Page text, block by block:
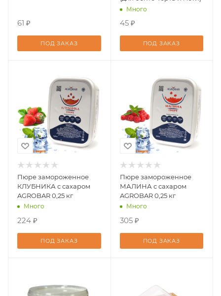
61 ₽
ПОД ЗАКАЗ
Много
45 ₽
ПОД ЗАКАЗ
Пюре замороженное
КЛУБНИКА с сахаром
AGROBAR 0,25 кг
Много
224 ₽
ПОД ЗАКАЗ
Пюре замороженное
МАЛИНА с сахаром
AGROBAR 0,25 кг
Много
305 ₽
ПОД ЗАКАЗ